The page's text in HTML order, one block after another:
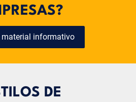
informativo
DE